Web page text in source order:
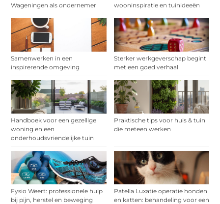
Wageningen als ondernemer wooninspiratie en tuinideeën
Samenwerken in een
inspirerende omgeving
Sterker werkgeverschap begint
met een goed verhaal
Handboek voor een gezellige
woning en een
onderhoudsvriendelijke tuin
Praktische tips voor huis & tuin
die meteen werken
Fysio Weert: professionele hulp
bij pijn, herstel en beweging
Patella Luxatie operatie honden
en katten: behandeling voor een